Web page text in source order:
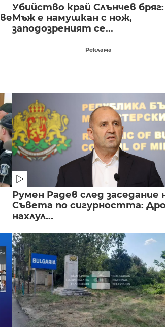
Убийство край Слънчев бряг:
Мъж е намушкан с нож,
заподозреният се...
Реклама
Румен Радев след заседание
Съвета по сигурността:
нахлул...